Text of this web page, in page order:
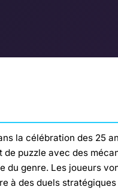
la célébration des 25
puzzle avec des
du genre. Les joueurs
à des duels